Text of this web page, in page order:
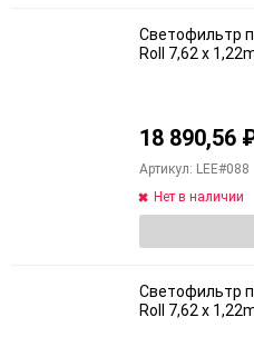
Светофильтр
Roll 7,62 x
18 890,56
Артикул: LEE#088
Нет в наличии
Светофильтр
Roll 7,62 x